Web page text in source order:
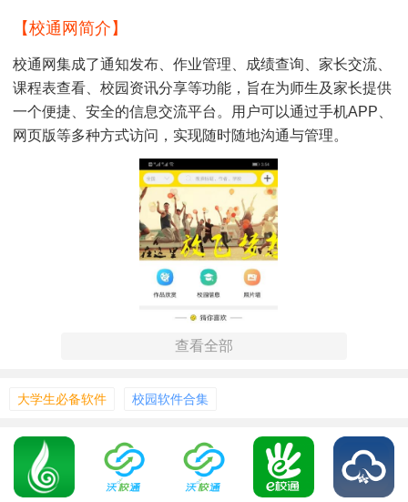
【校通网简介】
校通网集成了通知发布、作业管理、成绩查询、家长交流、
课程表查看、校园资讯分享等功能，旨在为师生及家长提供
一个便捷、安全的信息交流平台。用户可以通过手机APP、
网页版等多种方式访问，实现随时随地沟通与管理。
【校通网技巧】
查看全部
大学生必备软件 校园软件合集